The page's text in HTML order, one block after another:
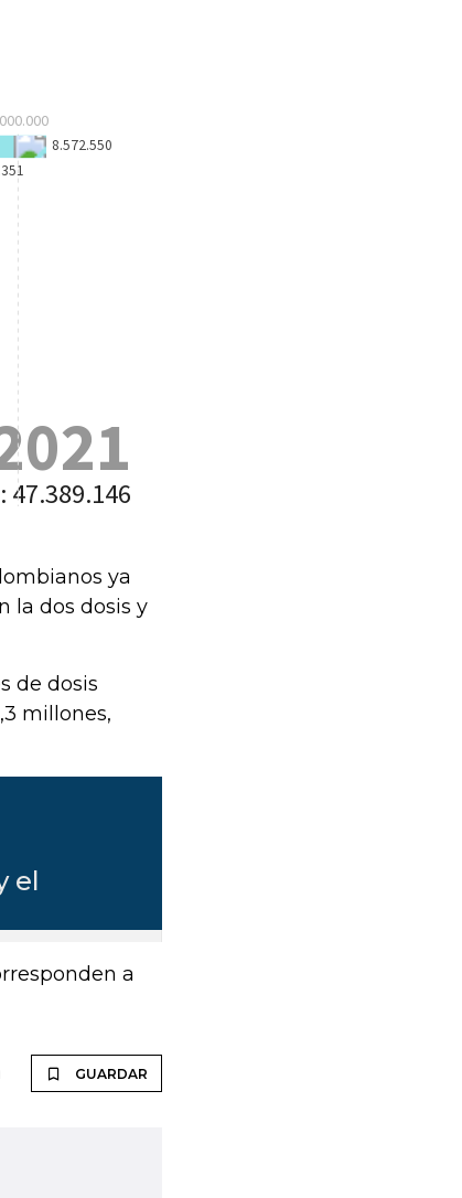
ya
la dos dosis y
de dosis
millones,
a
GUARDAR